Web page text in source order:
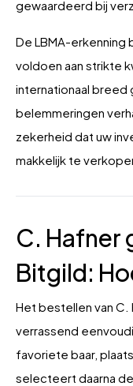
gewaardeerd bij
De LBMA-
voldoen aan strikte
internationaal
belemmeringen
zekerheid dat uw
makkelijk te
C. Hafner
Bitgild:
Het bestellen van C.
verrassend
favoriete baar,
selecteert daarna